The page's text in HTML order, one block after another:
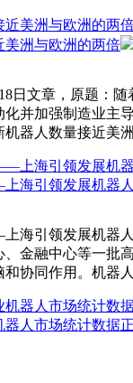
美洲与欧洲的两倍
日文章，原题：
并加强制造业主
器人数量接近美
海引领发展机器
海引领发展机器
金融中心等一批
协同作用。机器
器人市场统计数据